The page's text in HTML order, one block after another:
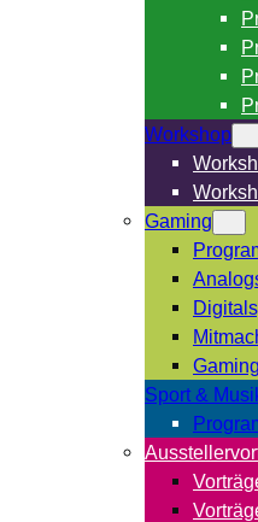
Workshop
Gaming
Sport &